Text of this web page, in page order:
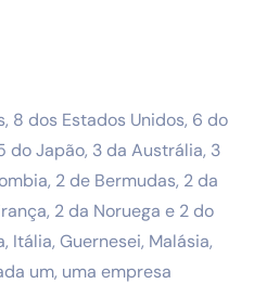
8 dos Estados Unidos, 6 do
do Japão, 3 da Austrália, 3
2 de Bermudas, 2 da
2 da Noruega e 2 do
Itália, Guernesei, Malásia,
um, uma empresa